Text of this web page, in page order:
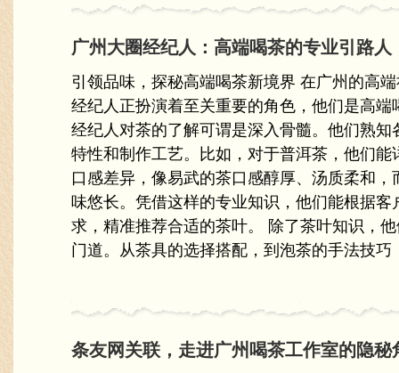
广州大圈经纪人：高端喝茶的专业引路人
引领品味，探秘高端喝茶新境界 在广州的高
经纪人正扮演着至关重要的角色，他们是高
经纪人对茶的了解可谓是深入骨髓。他们熟知
特性和制作工艺。比如，对于普洱茶，他们能
口感差异，像易武的茶口感醇厚、汤质柔和
味悠长。凭借这样的专业知识，他们能根据客
求，精准推荐合适的茶叶。 除了茶叶知识，
门道。从茶具的选择搭配，到泡茶的手法技
条友网关联，走进广州喝茶工作室的隐秘